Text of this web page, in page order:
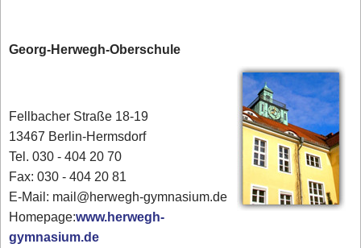
Georg-Herwegh-Oberschule
Fellbacher Straße 18-19
13467 Berlin-Hermsdorf
Tel. 030 - 404 20 70
Fax: 030 - 404 20 81
E-Mail: mail@herwegh-gymnasium.de
Homepage:www.herwegh-
gymnasium.de